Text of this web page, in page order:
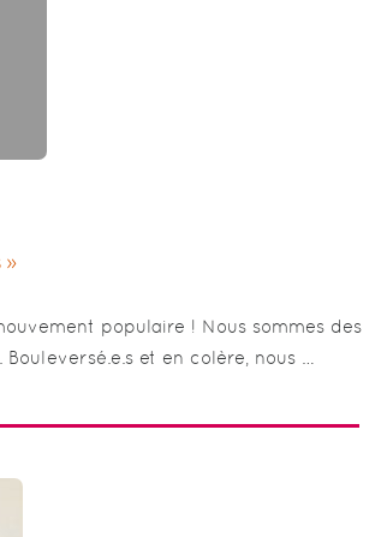
»
populaire ! Nous sommes des
et en colère, nous …